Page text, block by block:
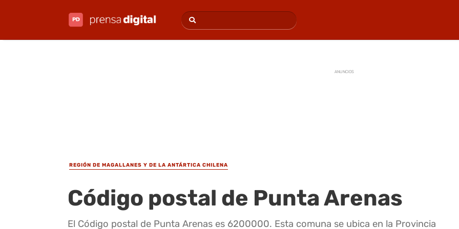
ANUNCIOS
REGIÓN DE MAGALLANES Y DE LA ANTÁRTICA CHILENA
Código postal de Punta Arenas
El Código postal de Punta Arenas es 6200000. Esta comuna se ubica en la Provincia